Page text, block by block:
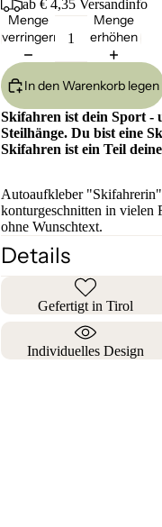
ab € 4,35 Versandinfo
Menge
verringern
Menge
erhöhen
In den Warenkorb legen
Skifahren ist dein Sport -
Steilhänge. Du bist eine
Skifahren ist ein Teil
Autoaufkleber
konturgeschnitten in vielen
ohne Wunschtext.
Details
Gefertigt in Tirol
Individuelles Design